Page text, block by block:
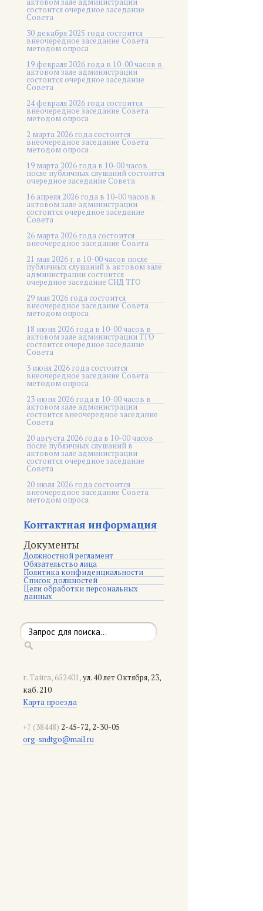
состоится очередное заседание
Совета
30 декабря 2025 года состоится
внеочередное заседание Совета
методом опроса
19 февраля 2026 года в 10-00 часов в
актовом зале администрации
состоится очередное заседание
Совета
24 февраля 2026 года состоится
внеочередное заседание Совета
методом опроса
2 марта 2026 года состоится
внеочередное заседание Совета
методом опроса
19 марта 2026 года в 10-00 часов
после публичных слушаний состоится
очередное заседание Совета
16 апреля 2026 года в 10-00 часов в
актовом зале администрации
состоится очередное заседание
Совета
26 марта 2026 года состоится
внеочередное заседание Совета
21 мая 2026 г. в 10-00 часов после
публичных слушаний в актовом зале
администрации состоится
очередное заседание СНД ТГО
29 мая 2026 года состоится
внеочередное заседание Совета
методом опроса
18 июня 2026 года в 10-00 часов в
актовом зале администрации ТГО
состоится очередное заседание
Совета
3 июня 2026 года состоится
внеочередное заседание Совета
методом опроса
23 июня 2026 года в 10-00 часов в
актовом зале администрации
состоится внеочередное заседание
Совета
20 августа 2026 года в 10-00 часов
после публичных слушаний в
актовом зале администрации
состоится очередное заседание
Совета
20 июля 2026 года состоится
внеочередное заседание Совета
методом опроса
Контактная информация
Документы
Должностной регламент
Обязательство лица
Политика конфиденциальности
Список должностей
Цели обработки персональных
данных
г. Тайга, 652401,ул. 40 лет Октября, 23,
каб. 210
Карта проезда
+7 (38448) 2-45-72, 2-30-05
org-sndtgo@mail.ru